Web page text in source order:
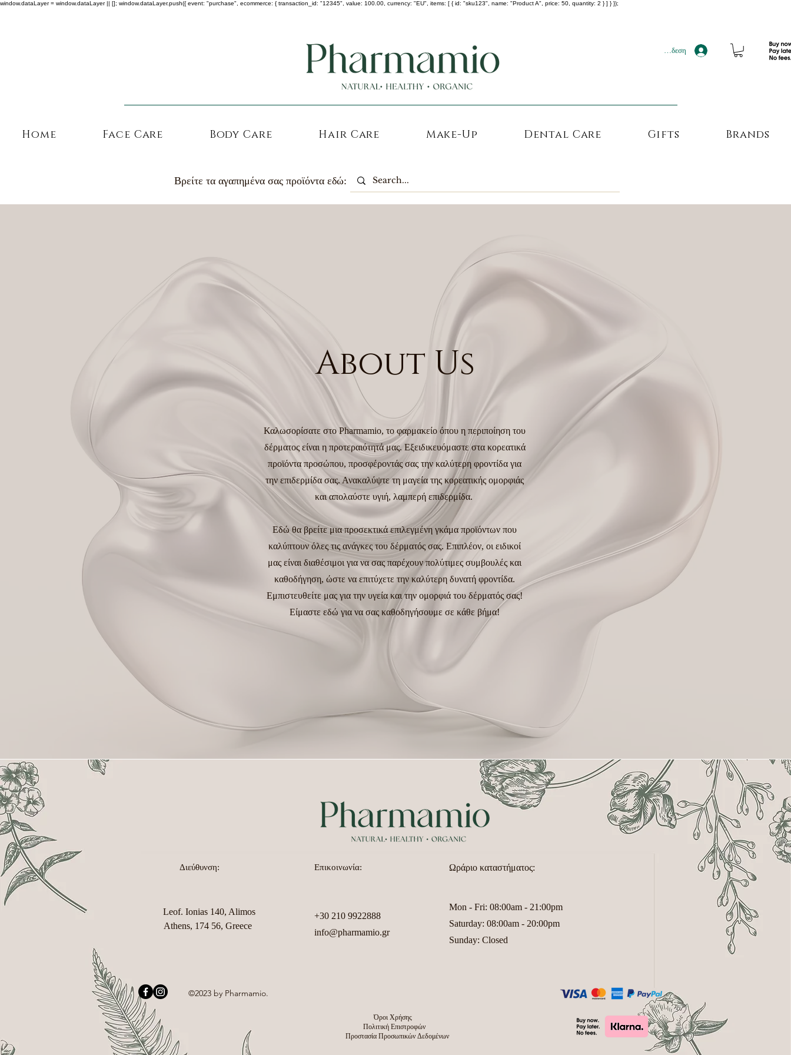
window.dataLayer = window.dataLayer || []; window.dataLayer.push({ event: "purchase", ecommerce: { transaction_id: "12345", value: 100.00, currency: "EU", items: [ { id: "sku123", name: "Product A", price: 50, quantity: 2 } ] } });
Σύνδεση
Home Face Care Body Care Hair Care Make-Up Dental Care Gifts Brands
Βρείτε τα αγαπημένα σας προϊόντα εδώ:
About Us
Καλωσορίσατε στο Pharmamio, το φαρμακείο όπου η περιποίηση του
δέρματος είναι η προτεραιότητά μας. Εξειδικευόμαστε στα κορεατικά
προϊόντα προσώπου, προσφέροντάς σας την καλύτερη φροντίδα για
την επιδερμίδα σας. Ανακαλύψτε τη μαγεία της κορεατικής ομορφιάς
και απολαύστε υγιή, λαμπερή επιδερμίδα.
Εδώ θα βρείτε μια προσεκτικά επιλεγμένη γκάμα προϊόντων που
καλύπτουν όλες τις ανάγκες του δέρματός σας. Επιπλέον, οι ειδικοί
μας είναι διαθέσιμοι για να σας παρέχουν πολύτιμες συμβουλές και
καθοδήγηση, ώστε να επιτύχετε την καλύτερη δυνατή φροντίδα.
Εμπιστευθείτε μας για την υγεία και την ομορφιά του δέρματός σας!
Είμαστε εδώ για να σας καθοδηγήσουμε σε κάθε βήμα!
Διεύθυνση:
Leof. Ionias 140, Alimos
Athens, 174 56, Greece
Επικοινωνία:
+30 210 9922888
info@pharmamio.gr
Ωράριο καταστήματος:
Mon - Fri: 08:00am - 21:00pm
​​Saturday: 08:00am - 20:00pm
​Sunday: Closed
©2023 by Pharmamio.
Όροι Χρήσης
Πολιτική Επιστροφών
Προστασία Προσωπικών Δεδομένων